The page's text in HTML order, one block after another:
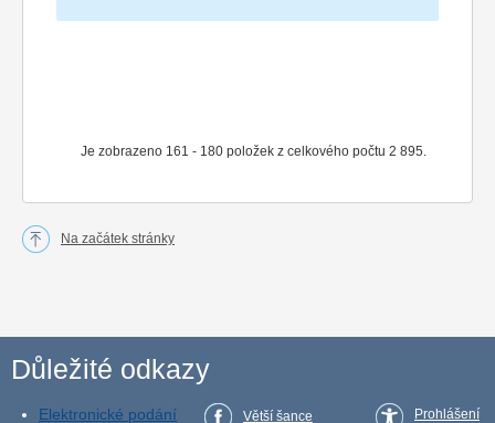
Je zobrazeno 161 - 180 položek z celkového počtu 2 895.
Na začátek stránky
Důležité odkazy
Elektronické podání Větší šance Prohlášení